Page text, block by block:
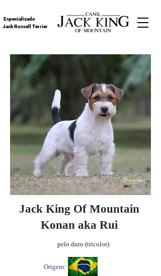
Especializado
Jack Russell Terrier
Jack King Of Mountain
Konan aka Rui
pelo duro (tricolor)
Origem: